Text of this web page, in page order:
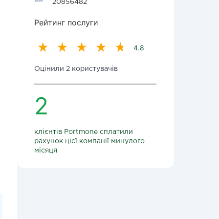
20856482
Рейтинг послуги
4.8
Оцінили 2 користувачів
2
клієнтів Portmone сплатили
рахунок цієї компанії минулого
місяця